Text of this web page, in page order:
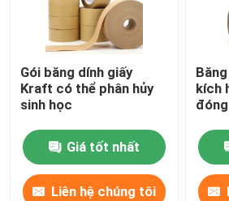
Nhà
Gói băng dính giấy
Kraft có thể phân hủy
sinh học
Giá tốt nhất
Liên hệ chúng tôi
kích